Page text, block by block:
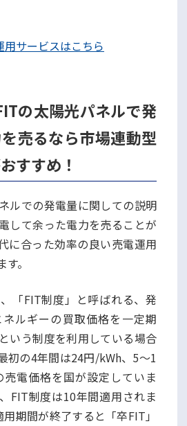
用サービスはこちら
の太陽光パネルで発
売るなら市場連動型
すすめ！
ルでの発電量に関しての説明
して余った電力を売ることが
に合った効率の良い売電運用
。
「FIT制度」と呼ばれる、発
ルギーの買取価格を一定期
いう制度を利用している場合
初の4年間は24円/kWh、5～1
電価格を国が設定していま
FIT制度は10年間適用されま
期間が終了すると「卒FIT」